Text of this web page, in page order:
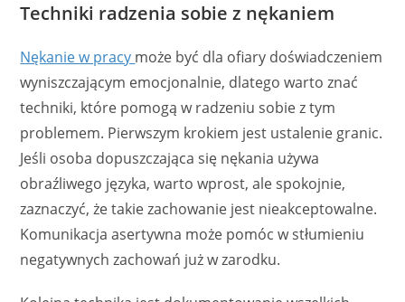
Techniki radzenia sobie z nękaniem
Nękanie w pracy może być dla ofiary doświadczeniem
wyniszczającym emocjonalnie, dlatego warto znać
techniki, które pomogą w radzeniu sobie z tym
problemem. Pierwszym krokiem jest ustalenie granic.
Jeśli osoba dopuszczająca się nękania używa
obraźliwego języka, warto wprost, ale spokojnie,
zaznaczyć, że takie zachowanie jest nieakceptowalne.
Komunikacja asertywna może pomóc w stłumieniu
negatywnych zachowań już w zarodku.